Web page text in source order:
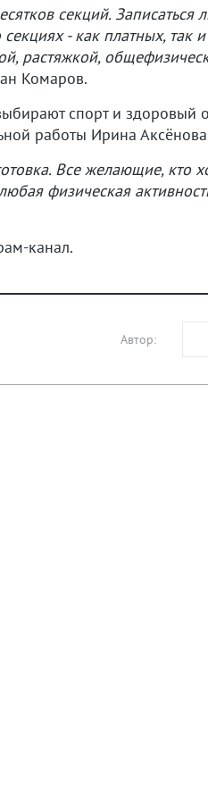
секций. Записаться
- как платных, так и
растяжкой,
Комаров.
спорт и здоровый
работы Ирина
Все желающие, кто
физическая
канал.
Автор: